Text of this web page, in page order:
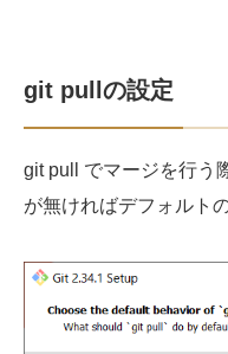
git pullの設定
git pull でマージを行う
が無ければデフォルト